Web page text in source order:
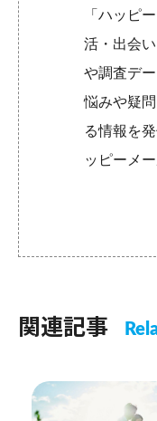
「ハッピ
活・出会
や調査デ
悩みや疑
る情報
ッピーメ
関連記事